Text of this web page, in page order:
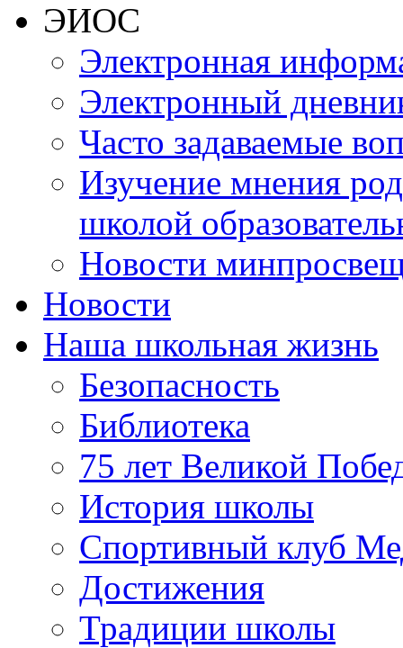
ЭИОС
Электронная
Электронный
Часто задаваемые
Изучение мнения
школой
Новости
Новости
Наша школьная жизнь
Безопасность
Библиотека
75 лет Великой
История школы
Спортивный клуб
Достижения
Традиции школы